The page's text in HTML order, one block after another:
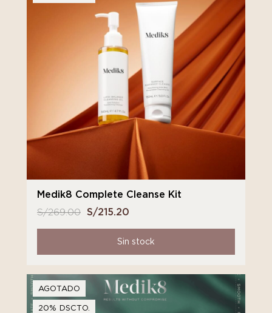
Medik8 Complete Cleanse Kit
S/269.00 El
precio
original
era:
S/215.20
precio
actual
es:
Sin stock
AGOTADO
20% DSCTO.